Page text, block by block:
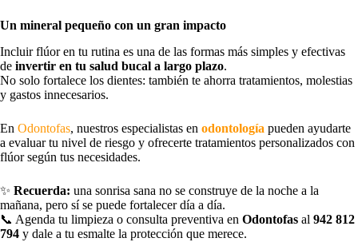
Un mineral pequeño con un gran impacto
Incluir flúor en tu rutina es una de las formas más simples y efectivas
de invertir en tu salud bucal a largo plazo.
No solo fortalece los dientes: también te ahorra tratamientos, molestias
y gastos innecesarios.
En Odontofas, nuestros especialistas en odontología pueden ayudarte
a evaluar tu nivel de riesgo y ofrecerte tratamientos personalizados con
flúor según tus necesidades.
✨ Recuerda: una sonrisa sana no se construye de la noche a la
mañana, pero sí se puede fortalecer día a día.
📞 Agenda tu limpieza o consulta preventiva en Odontofas al 942 812
794 y dale a tu esmalte la protección que merece.